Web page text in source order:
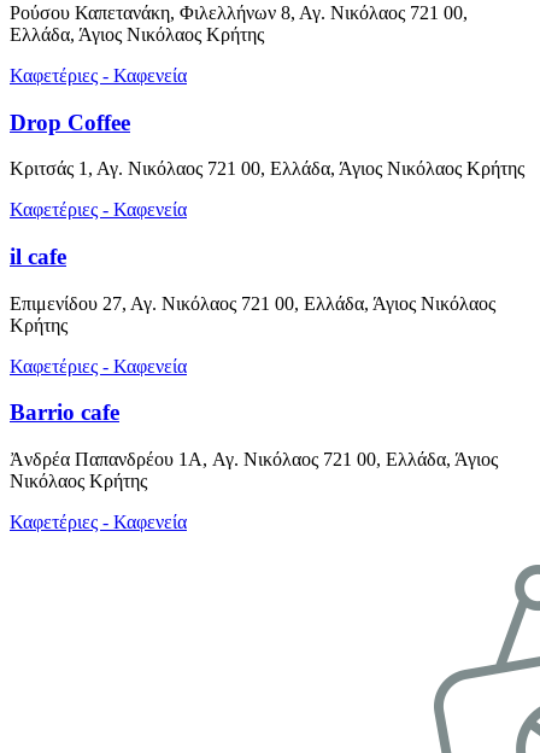
Ρούσου Καπετανάκη, Φιλελλήνων 8, Αγ. Νικόλαος 721 00,
Ελλάδα, Άγιος Νικόλαος Κρήτης
Καφετέριες - Καφενεία
Drop Coffee
Κριτσάς 1, Αγ. Νικόλαος 721 00, Ελλάδα, Άγιος Νικόλαος Κρήτης
Καφετέριες - Καφενεία
il cafe
Επιμενίδου 27, Αγ. Νικόλαος 721 00, Ελλάδα, Άγιος Νικόλαος
Κρήτης
Καφετέριες - Καφενεία
Barrio cafe
Ἀνδρέα Παπανδρέου 1A, Αγ. Νικόλαος 721 00, Ελλάδα, Άγιος
Νικόλαος Κρήτης
Καφετέριες - Καφενεία